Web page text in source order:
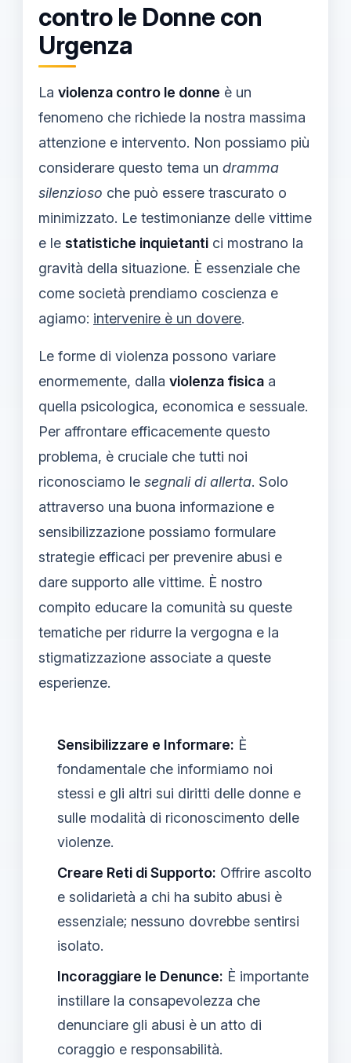
contro le Donne con
Urgenza
La violenza contro le donne è un
fenomeno che richiede la nostra massima
attenzione e intervento. Non possiamo più
considerare questo tema un dramma
silenzioso che può essere trascurato o
minimizzato. Le testimonianze delle vittime
e le statistiche inquietanti ci mostrano la
gravità della situazione. È essenziale che
come società prendiamo coscienza e
agiamo: intervenire è un dovere.
Le forme di violenza possono variare
enormemente, dalla violenza fisica a
quella psicologica, economica e sessuale.
Per affrontare efficacemente questo
problema, è cruciale che tutti noi
riconosciamo le segnali di allerta. Solo
attraverso una buona informazione e
sensibilizzazione possiamo formulare
strategie efficaci per prevenire abusi e
dare supporto alle vittime. È nostro
compito educare la comunità su queste
tematiche per ridurre la vergogna e la
stigmatizzazione associate a queste
esperienze.
Sensibilizzare e Informare: È
fondamentale che informiamo noi
stessi e gli altri sui diritti delle donne e
sulle modalità di riconoscimento delle
violenze.
Creare Reti di Supporto: Offrire ascolto
e solidarietà a chi ha subito abusi è
essenziale; nessuno dovrebbe sentirsi
isolato.
Incoraggiare le Denunce: È importante
instillare la consapevolezza che
denunciare gli abusi è un atto di
coraggio e responsabilità.